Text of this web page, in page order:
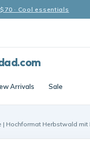
· Cool essentials
Arrivals Sale
Hochformat Herbstwald mit